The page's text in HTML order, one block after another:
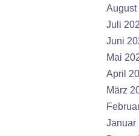
August
Juli
Juni
Mai
April
März
Januar